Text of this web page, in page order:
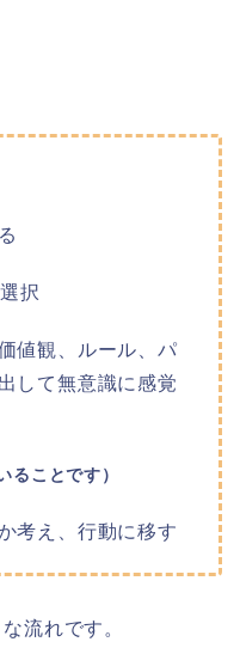
択
値観、ルール、パ
して無意識に感覚
ることです）
考え、行動に移す
流れです。